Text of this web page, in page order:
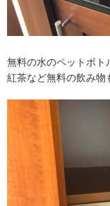
無料の水のペットボト
紅茶など無料の飲み物